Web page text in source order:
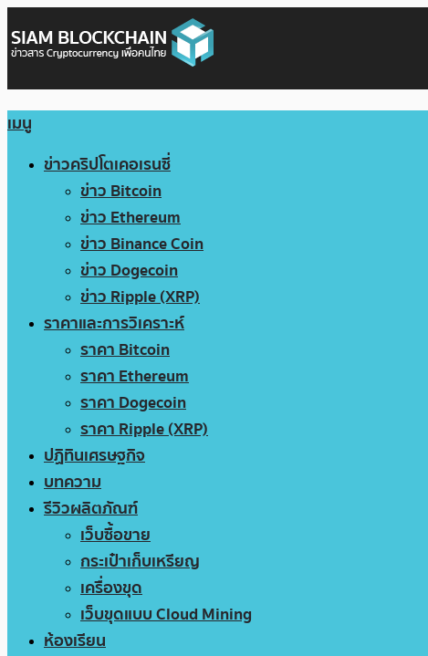
เมนู
ข่าวคริปโตเคอเรนซี่
ข่าว Bitcoin
ข่าว Ethereum
ข่าว Binance Coin
ข่าว Dogecoin
ข่าว Ripple (XRP)
ราคาและการวิเคราะห์
ราคา Bitcoin
ราคา Ethereum
ราคา Dogecoin
ราคา Ripple (XRP)
ปฏิทินเศรษฐกิจ
บทความ
รีวิวผลิตภัณฑ์
เว็บซื้อขาย
กระเป๋าเก็บเหรียญ
เครื่องขุด
เว็บขุดแบบ Cloud Mining
ห้องเรียน